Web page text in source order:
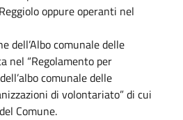
oppure operanti nel
dell’Albo comunale delle
nel “Regolamento per
comunale delle
di volontariato” di cui
Comune.